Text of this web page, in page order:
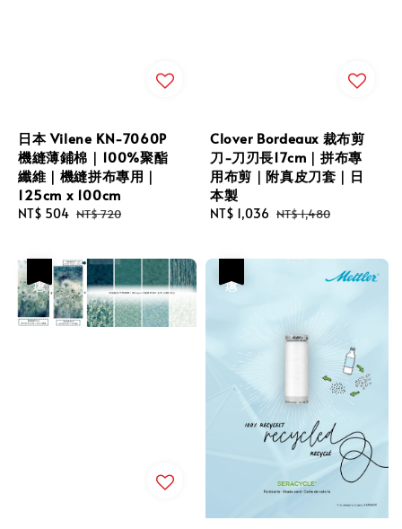
日本 Vilene KN-7060P
機縫薄鋪棉｜100%聚酯
纖維｜機縫拼布專用｜
125cm x 100cm
Sale
NT$ 504 Regular
NT$ 720
Clover Bordeaux 裁布剪
刀-刀刃長17cm｜拼布專
用布剪｜附真皮刀套｜日
本製
Sale
NT$ 1,036 Regular
NT$ 1,480